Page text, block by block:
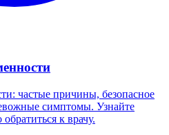
частые причины, безопасное
симптомы. Узнайте
к врачу.